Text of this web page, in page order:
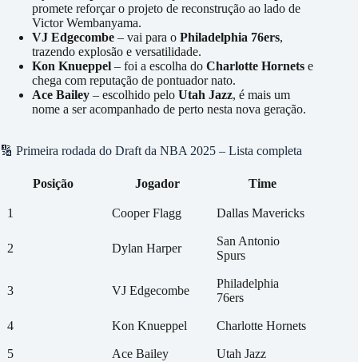
promete reforçar o projeto de reconstrução ao lado de
Victor Wembanyama.
VJ Edgecombe – vai para o Philadelphia 76ers,
trazendo explosão e versatilidade.
Kon Knueppel – foi a escolha do Charlotte Hornets e
chega com reputação de pontuador nato.
Ace Bailey – escolhido pelo Utah Jazz, é mais um
nome a ser acompanhado de perto nesta nova geração.
🔢 Primeira rodada do Draft da NBA 2025 – Lista completa
Posição Jogador Time
1 Cooper Flagg Dallas Mavericks
2 Dylan Harper
San Antonio
Spurs
3 VJ Edgecombe
Philadelphia
76ers
4 Kon Knueppel Charlotte Hornets
5 Ace Bailey Utah Jazz